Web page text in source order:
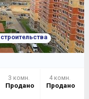
3 комн.
Продано
4 комн.
Продано